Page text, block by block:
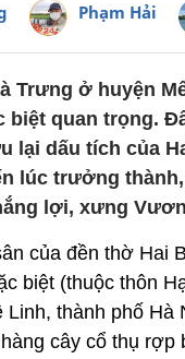
Phạm Hải
Trưng ở huyện
biệt quan trọng.
lại dấu tích của
lúc trưởng
lợi, xưng
của đền thờ Hai
biệt (thuộc thôn
Linh, thành phố Hà
cây cổ thụ rợp